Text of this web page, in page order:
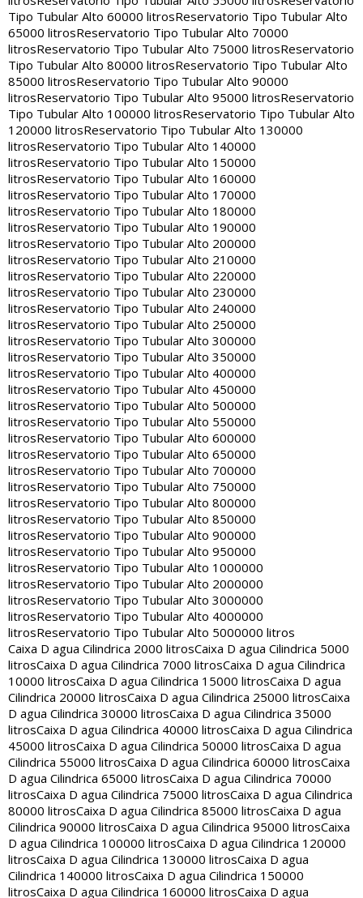
Tipo Tubular Alto 60000 litrosReservatorio Tipo Tubular Alto
65000 litrosReservatorio Tipo Tubular Alto 70000
litrosReservatorio Tipo Tubular Alto 75000 litrosReservatorio
Tipo Tubular Alto 80000 litrosReservatorio Tipo Tubular Alto
85000 litrosReservatorio Tipo Tubular Alto 90000
litrosReservatorio Tipo Tubular Alto 95000 litrosReservatorio
Tipo Tubular Alto 100000 litrosReservatorio Tipo Tubular Alto
120000 litrosReservatorio Tipo Tubular Alto 130000
litrosReservatorio Tipo Tubular Alto 140000
litrosReservatorio Tipo Tubular Alto 150000
litrosReservatorio Tipo Tubular Alto 160000
litrosReservatorio Tipo Tubular Alto 170000
litrosReservatorio Tipo Tubular Alto 180000
litrosReservatorio Tipo Tubular Alto 190000
litrosReservatorio Tipo Tubular Alto 200000
litrosReservatorio Tipo Tubular Alto 210000
litrosReservatorio Tipo Tubular Alto 220000
litrosReservatorio Tipo Tubular Alto 230000
litrosReservatorio Tipo Tubular Alto 240000
litrosReservatorio Tipo Tubular Alto 250000
litrosReservatorio Tipo Tubular Alto 300000
litrosReservatorio Tipo Tubular Alto 350000
litrosReservatorio Tipo Tubular Alto 400000
litrosReservatorio Tipo Tubular Alto 450000
litrosReservatorio Tipo Tubular Alto 500000
litrosReservatorio Tipo Tubular Alto 550000
litrosReservatorio Tipo Tubular Alto 600000
litrosReservatorio Tipo Tubular Alto 650000
litrosReservatorio Tipo Tubular Alto 700000
litrosReservatorio Tipo Tubular Alto 750000
litrosReservatorio Tipo Tubular Alto 800000
litrosReservatorio Tipo Tubular Alto 850000
litrosReservatorio Tipo Tubular Alto 900000
litrosReservatorio Tipo Tubular Alto 950000
litrosReservatorio Tipo Tubular Alto 1000000
litrosReservatorio Tipo Tubular Alto 2000000
litrosReservatorio Tipo Tubular Alto 3000000
litrosReservatorio Tipo Tubular Alto 4000000
litrosReservatorio Tipo Tubular Alto 5000000 litros
Caixa D agua Cilindrica 2000 litrosCaixa D agua Cilindrica 5000
litrosCaixa D agua Cilindrica 7000 litrosCaixa D agua Cilindrica
10000 litrosCaixa D agua Cilindrica 15000 litrosCaixa D agua
Cilindrica 20000 litrosCaixa D agua Cilindrica 25000 litrosCaixa
D agua Cilindrica 30000 litrosCaixa D agua Cilindrica 35000
litrosCaixa D agua Cilindrica 40000 litrosCaixa D agua Cilindrica
45000 litrosCaixa D agua Cilindrica 50000 litrosCaixa D agua
Cilindrica 55000 litrosCaixa D agua Cilindrica 60000 litrosCaixa
D agua Cilindrica 65000 litrosCaixa D agua Cilindrica 70000
litrosCaixa D agua Cilindrica 75000 litrosCaixa D agua Cilindrica
80000 litrosCaixa D agua Cilindrica 85000 litrosCaixa D agua
Cilindrica 90000 litrosCaixa D agua Cilindrica 95000 litrosCaixa
D agua Cilindrica 100000 litrosCaixa D agua Cilindrica 120000
litrosCaixa D agua Cilindrica 130000 litrosCaixa D agua
Cilindrica 140000 litrosCaixa D agua Cilindrica 150000
litrosCaixa D agua Cilindrica 160000 litrosCaixa D agua